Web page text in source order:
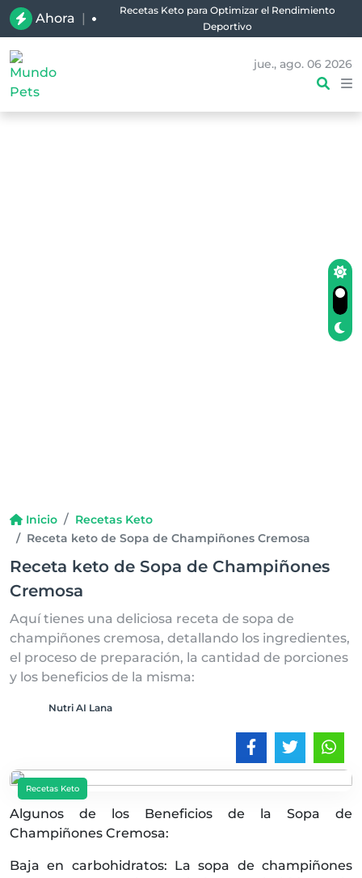
Ahora |
Recetas Keto para Optimizar el Rendimiento
Deportivo
jue., ago. 06 2026
Inicio
Recetas Keto
Receta keto de Sopa de Champiñones Cremosa
Receta keto de Sopa de Champiñones
Cremosa
Aquí tienes una deliciosa receta de sopa de
champiñones cremosa, detallando los ingredientes,
el proceso de preparación, la cantidad de porciones
y los beneficios de la misma:
Nutri AI Lana
Recetas Keto
Algunos de los Beneficios de la Sopa de
Champiñones Cremosa:
Baja en carbohidratos: La sopa de champiñones